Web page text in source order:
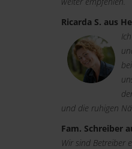
Ricarda S. aus
und die ruhigen
Fam. Schreiber
Wir sind Betreiber